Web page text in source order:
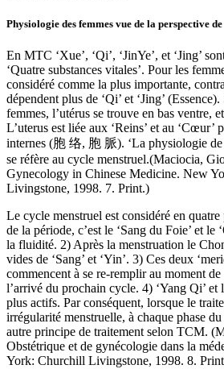
Physiologie des femmes vue de la perspective
En MTC ‘Xue’, ‘Qi’, ‘JinYe’, et ‘Jing’
‘Quatre substances vitales’. Pour les
considéré comme la plus importante,
dépendent plus de ‘Qi’ et ‘Jing’
femmes, l’utérus se trouve en bas ventre,
L’uterus est liée aux ‘Reins’ et au ‘Cœur’
internes (胞 络, 胞 脈). ‘La physiologie de
se réfère au cycle menstruel.(Maciocia,
Gynecology in Chinese Medicine. New
Livingstone, 1998. 7. Print.)
Le cycle menstruel est considéré en
de la période, c’est le ‘Sang du Foie’ et le
la fluidité. 2) Après la menstruation le
vides de ‘Sang’ et ‘Yin’. 3) Ces deux
commencent à se re-remplir au moment
l’arrivé du prochain cycle. 4) ‘Yang Qi’ et
plus actifs. Par conséquent, lorsque le
irrégularité menstruelle, à chaque phase
autre principe de traitement selon TCM.
Obstétrique et de gynécologie dans la
York: Churchill Livingstone, 1998. 8.